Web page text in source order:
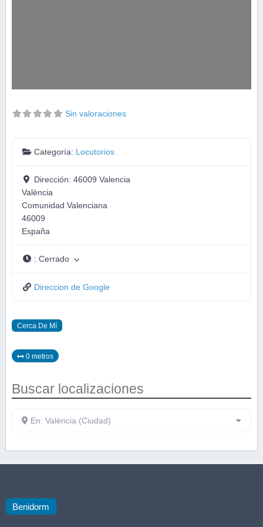
Sin valoraciones
Categoría: Locutorios
Dirección:46009 Valencia
València
Comunidad Valenciana
46009
España
:Cerrado
Direccion de Google
Cerca De Mí
0 metros
Buscar localizaciones
En: València (Ciudad)
Benidorm